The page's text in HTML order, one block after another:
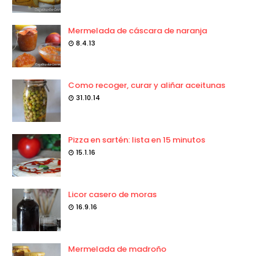
Mermelada de cáscara de naranja
8.4.13
Como recoger, curar y aliñar aceitunas
31.10.14
Pizza en sartén: lista en 15 minutos
15.1.16
Licor casero de moras
16.9.16
Mermelada de madroño